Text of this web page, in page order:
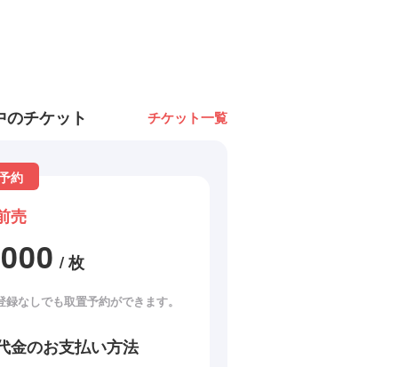
のチケット チケット一覧
約
売
/ 枚
録なしでも取置予約ができます。
金のお支払い方法